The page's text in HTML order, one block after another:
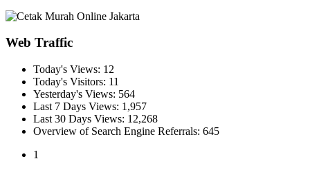
Web Traffic
Today's Views: 12
Today's Visitors: 11
Yesterday's Views: 564
Last 7 Days Views: 1,957
Last 30 Days Views: 12,268
Overview of Search Engine Referrals: 645
1